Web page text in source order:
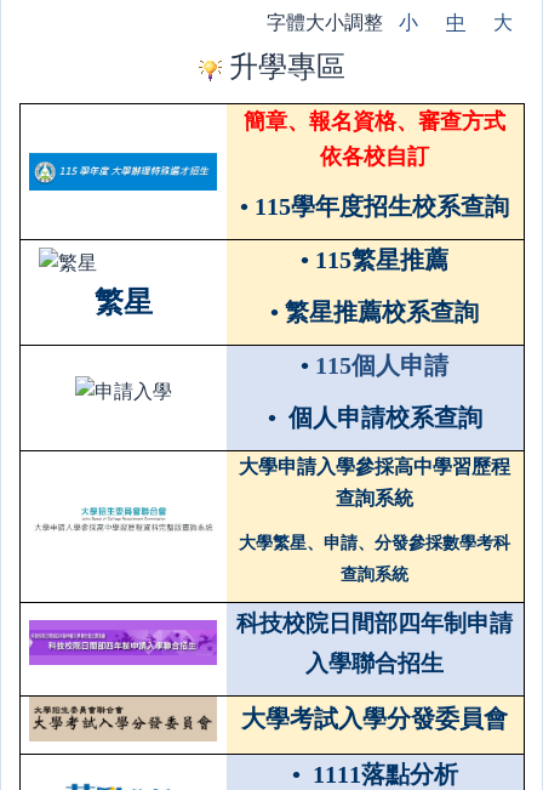
字體大小調整 小 中 大
升學專區
簡章、報名資格、審查方式
依各校自訂
• 115學年度招生校系查詢
繁星
• 115繁星推薦
• 繁星推薦校系查詢
• 115個人申請
• 個人申請校系查詢
大學申請入學參採高中學習歷程
查詢系統
大學繁星、申請、分發參採數學考科
查詢系統
科技校院日間部四年制申請
入學聯合招生
大學考試入學分發委員會
• 1111落點分析